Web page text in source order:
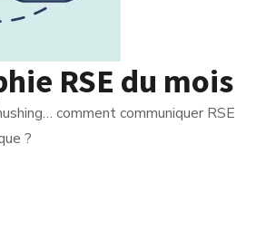
RSE du mois
comment communiquer RSE
?